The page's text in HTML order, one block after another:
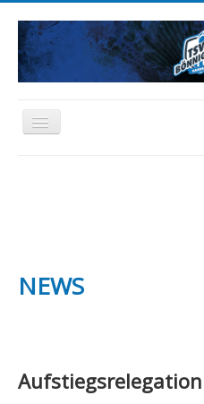
Toggle
Navigation
NEWS